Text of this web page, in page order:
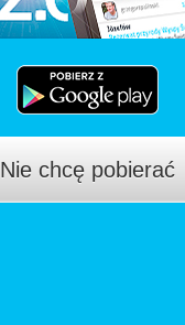
Nie chcę pobierać